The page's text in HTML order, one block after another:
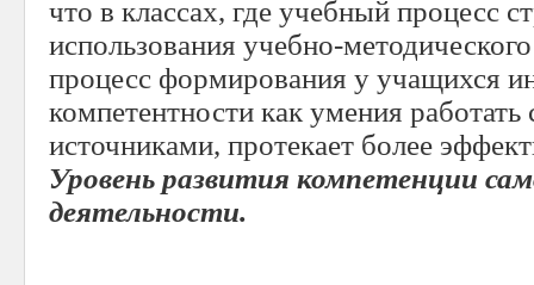
что в классах, где учебный процесс
использования учебно-
процесс формирования у учащихся
компетентности как умения
источниками, протекает более
Уровень развития компетенции
деятельности.